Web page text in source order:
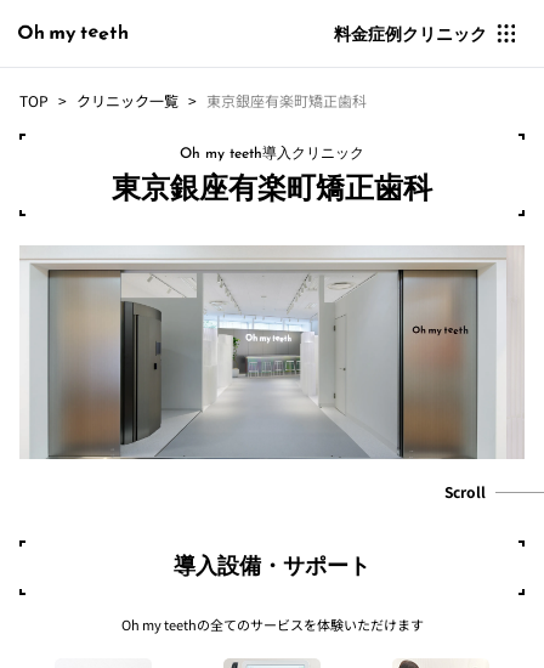
料金症例クリニック
TOP クリニック一覧 東京銀座有楽町矯正歯科
Oh my teeth導入クリニック
東京銀座有楽町矯正歯科
Scroll
導入設備・サポート
Oh my teethの全てのサービスを体験いただけます